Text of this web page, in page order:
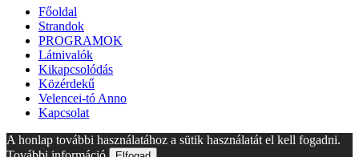
Főoldal
Strandok
PROGRAMOK
Látnivalók
Kikapcsolódás
Közérdekű
Velencei-tó Anno
Kapcsolat
A honlap további használatához a sütik használatát el kell fogadni.